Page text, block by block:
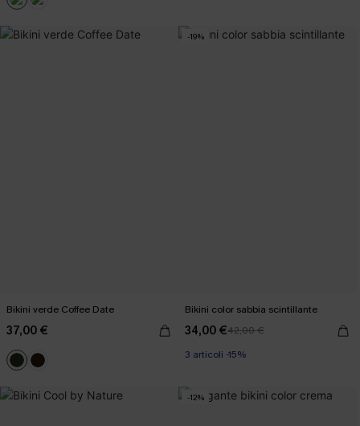
Bikini verde Coffee Date
37,00 €
-19%
Bikini color sabbia scintillante
34,00 €42,00 €
3 articoli -15%
-12%